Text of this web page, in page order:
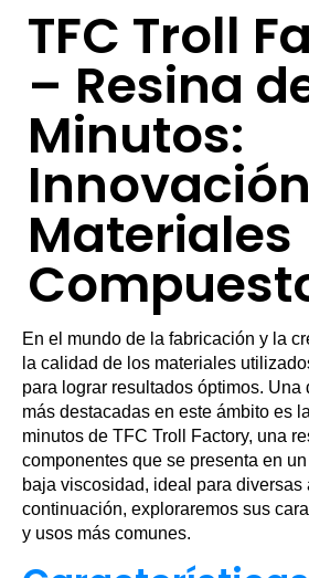
TFC Troll
– Resina
Minutos:
Materiales
En el mundo de la fabricación y la
la calidad de los materiales
para lograr resultados óptimos.
más destacadas en este ámbito es
minutos de TFC Troll Factory, una
componentes que se presenta en
baja viscosidad, ideal para diversas
continuación, exploraremos sus
y usos más comunes.